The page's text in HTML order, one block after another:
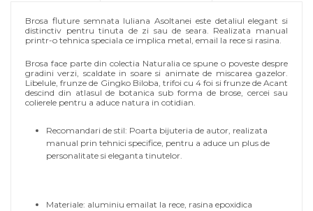
Brosa fluture semnata Iuliana Asoltanei este detaliul elegant si
distinctiv pentru tinuta de zi sau de seara. Realizata manual
printr-o tehnica speciala ce implica metal, email la rece si rasina.
Brosa face parte din colectia Naturalia ce spune o poveste despre
gradini verzi, scaldate in soare si animate de miscarea gazelor.
Libelule, frunze de Gingko Biloba, trifoi cu 4 foi si frunze de Acant
descind din atlasul de botanica sub forma de brose, cercei sau
colierele pentru a aduce natura in cotidian.
Recomandari de stil: Poarta bijuteria de autor, realizata
manual prin tehnici specifice, pentru a aduce un plus de
personalitate si eleganta tinutelor.
Materiale: aluminiu emailat la rece, rasina epoxidica